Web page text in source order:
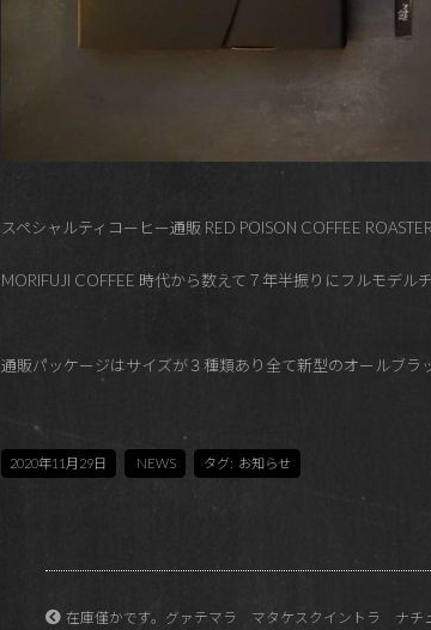
スペシャルティコーヒー通販 RED POISON COFFEE
MORIFUJI COFFEE 時代から数えて７年半振りにフルモデ
通販パッケージはサイズが３種類あり全て新型のオールブラ
2020年11月29日 NEWS タグ: お知らせ
在庫僅かです。グァテマラ マタケスクイントラ ナチ